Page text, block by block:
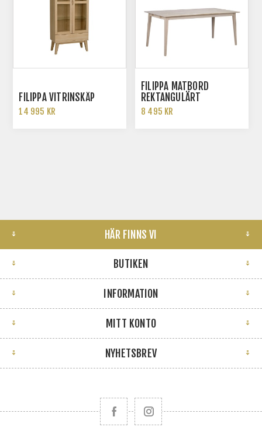
FILIPPA VITRINSKÅP
14 995 KR
FILIPPA MATBORD
REKTANGULÄRT
8 495 KR
HÄR FINNS VI
BUTIKEN
INFORMATION
MITT KONTO
NYHETSBREV